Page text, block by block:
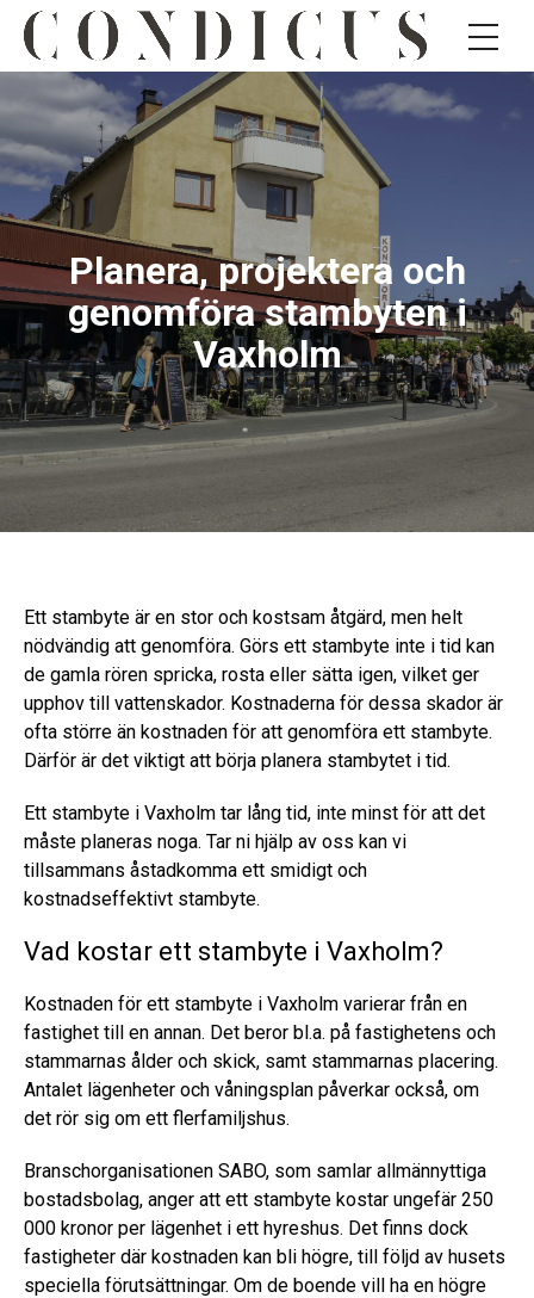
Planera, projektera och
genomföra stambyten i
Vaxholm
Ett stambyte är en stor och kostsam åtgärd, men helt
nödvändig att genomföra. Görs ett stambyte inte i tid kan
de gamla rören spricka, rosta eller sätta igen, vilket ger
upphov till vattenskador. Kostnaderna för dessa skador är
ofta större än kostnaden för att genomföra ett stambyte.
Därför är det viktigt att börja planera stambytet i tid.
Ett stambyte i Vaxholm tar lång tid, inte minst för att det
måste planeras noga. Tar ni hjälp av oss kan vi
tillsammans åstadkomma ett smidigt och
kostnadseffektivt stambyte.
Vad kostar ett stambyte i Vaxholm?
Kostnaden för ett stambyte i Vaxholm varierar från en
fastighet till en annan. Det beror bl.a. på fastighetens och
stammarnas ålder och skick, samt stammarnas placering.
Antalet lägenheter och våningsplan påverkar också, om
det rör sig om ett flerfamiljshus.
Branschorganisationen SABO, som samlar allmännyttiga
bostadsbolag, anger att ett stambyte kostar ungefär 250
000 kronor per lägenhet i ett hyreshus. Det finns dock
fastigheter där kostnaden kan bli högre, till följd av husets
speciella förutsättningar. Om de boende vill ha en högre